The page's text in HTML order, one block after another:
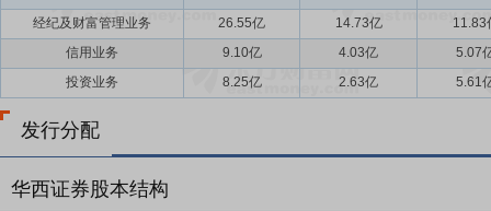
经纪及财富管理业务 26.55亿 14.73亿
11.83
信用业务
9.10亿 4.03亿
5.07
投资业务
8.25亿 2.63亿 5.61
发行分配
华西证券股本结构